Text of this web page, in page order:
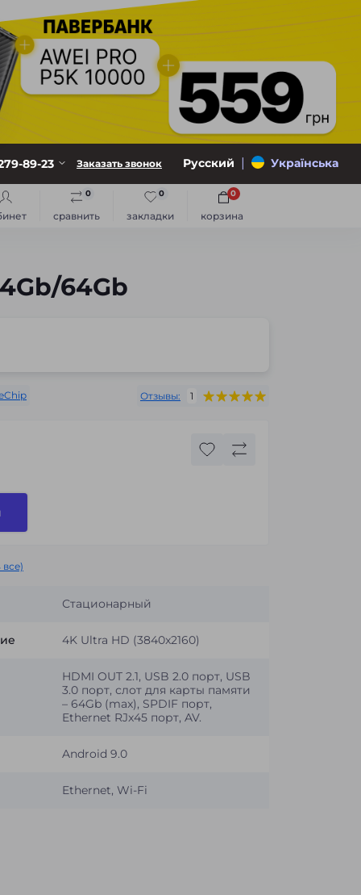
89-23 Заказать звонок Русский | Українська
сравнить
0
закладки
0
корзина
0
64Gb
Отзывы: 1
Стационарный
4K Ultra HD (3840x2160)
HDMI OUT 2.1, USB 2.0 порт, USB
3.0 порт, слот для карты памяти
– 64Gb (max), SPDIF порт,
Ethernet RJx45 порт, AV.
Android 9.0
Ethernet, Wi-Fi